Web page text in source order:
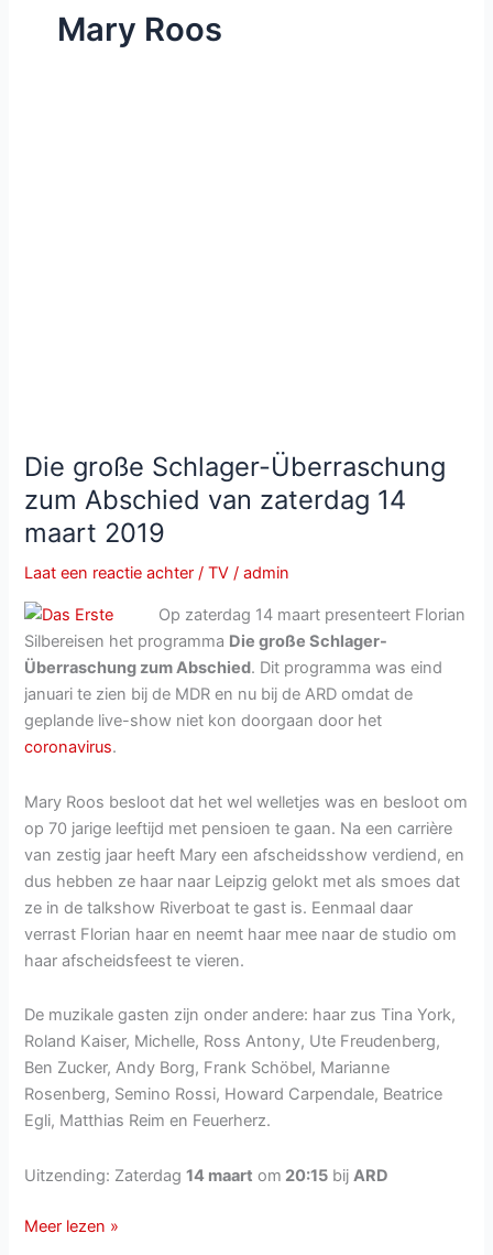
Mary Roos
Die große Schlager-Überraschung
zum Abschied van zaterdag 14
maart 2019
Laat een reactie achter /TV /admin
Op zaterdag 14 maart presenteert Florian
Silbereisen het programma Die große Schlager-
Überraschung zum Abschied. Dit programma was eind
januari te zien bij de MDR en nu bij de ARD omdat de
geplande live-show niet kon doorgaan door het
coronavirus.
Mary Roos besloot dat het wel welletjes was en besloot om
op 70 jarige leeftijd met pensioen te gaan. Na een carrière
van zestig jaar heeft Mary een afscheidsshow verdiend, en
dus hebben ze haar naar Leipzig gelokt met als smoes dat
ze in de talkshow Riverboat te gast is. Eenmaal daar
verrast Florian haar en neemt haar mee naar de studio om
haar afscheidsfeest te vieren.
De muzikale gasten zijn onder andere: haar zus Tina York,
Roland Kaiser, Michelle, Ross Antony, Ute Freudenberg,
Ben Zucker, Andy Borg, Frank Schöbel, Marianne
Rosenberg, Semino Rossi, Howard Carpendale, Beatrice
Egli, Matthias Reim en Feuerherz.
Uitzending: Zaterdag14 maart om 20:15 bijARD
Die
Meer lezen »